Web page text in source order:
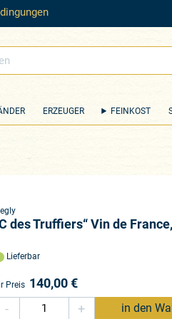
ERZEUGER FEINKOST
des Truffiers“ Vin de
Lieferbar
Preis 140,00€
-
+ in den